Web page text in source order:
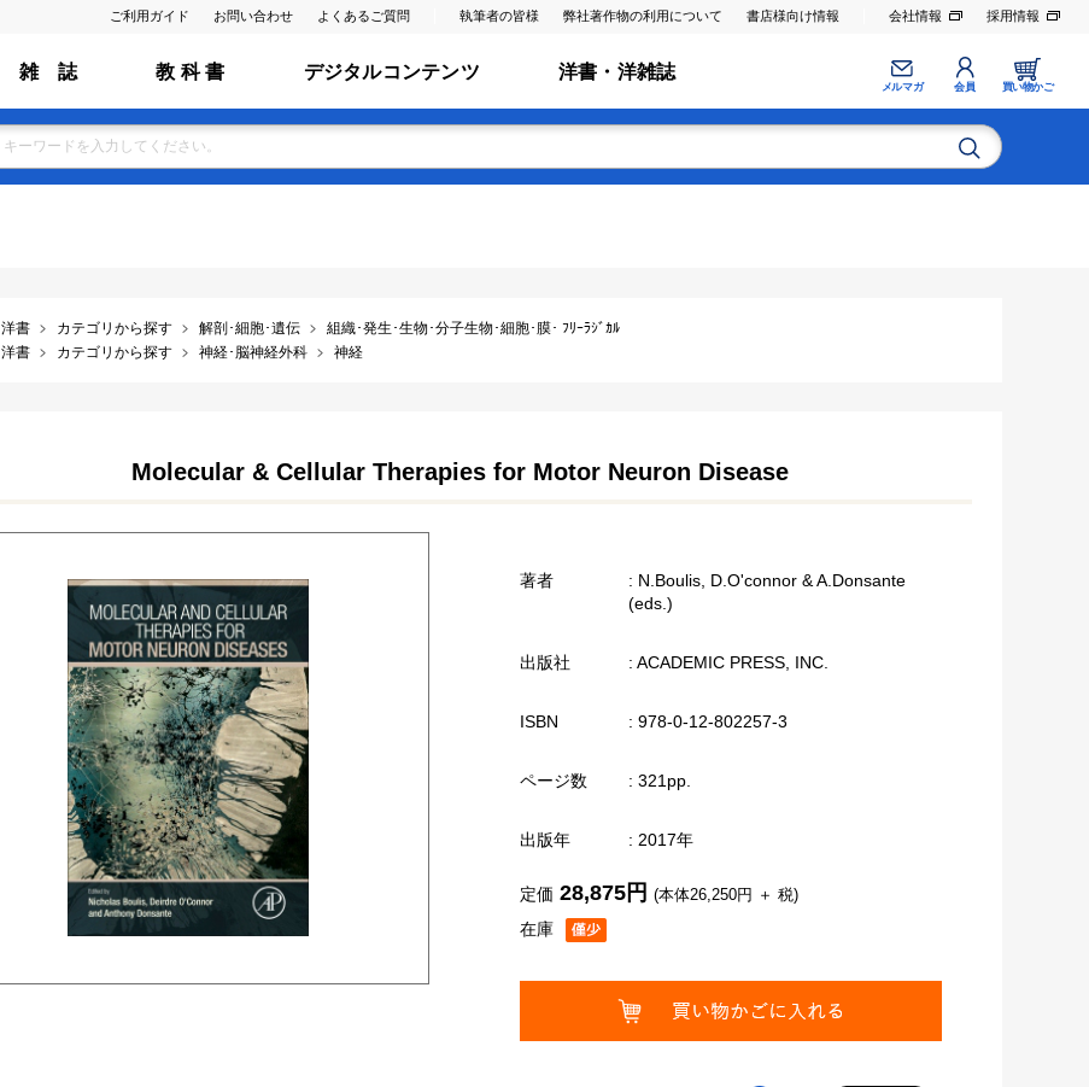
ご利用ガイド お問い合わせ よくあるご質問 執筆者の皆様 弊社著作物の利用について 書店様向け情報 会社情報 採用情報
雑 誌 教 科 書 デジタルコンテンツ 洋書・洋雑誌
メルマガ 会員 買い物かご
洋書 カテゴリから探す 解剖･細胞･遺伝
組織･発生･生物･分子生物･細胞･膜･ ﾌﾘｰﾗｼﾞｶﾙ
洋書 カテゴリから探す 神経･脳神経外科 神経
Molecular & Cellular Therapies for Motor Neuron Disease
著者
: N.Boulis, D.O'connor & A.Donsante
(eds.)
出版社 : ACADEMIC PRESS, INC.
ISBN : 978-0-12-802257-3
ページ数 : 321pp.
出版年 : 2017年
在庫
定価 28,875円 (本体26,250円 ＋ 税)